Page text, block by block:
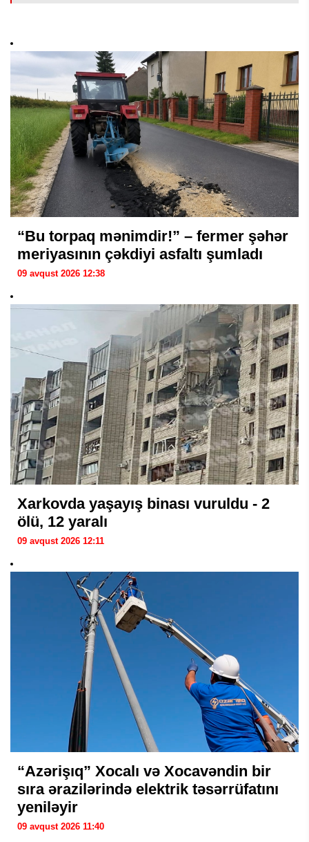
“Bu torpaq mənimdir!” – fermer şəhər
meriyasının çəkdiyi asfaltı şumladı
09 avqust 2026 12:38
Xarkovda yaşayış binası vuruldu - 2
ölü, 12 yaralı
09 avqust 2026 12:11
“Azərişıq” Xocalı və Xocavəndin bir
sıra ərazilərində elektrik təsərrüfatını
yeniləyir
09 avqust 2026 11:40